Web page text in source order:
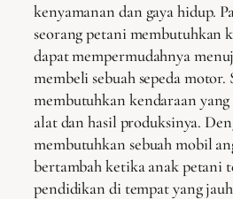
kenyamanan dan gaya hidup.
seorang petani membutuhkan
dapat mempermudahnya
membeli sebuah sepeda
membutuhkan kendaraan
alat dan hasil produksinya.
membutuhkan sebuah mobil
bertambah ketika anak petani
pendidikan di tempat yang